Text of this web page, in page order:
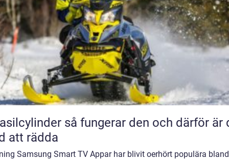
så fungerar den och därför är den
att rädda
Samsung Smart TV Appar har blivit oerhört populära bland